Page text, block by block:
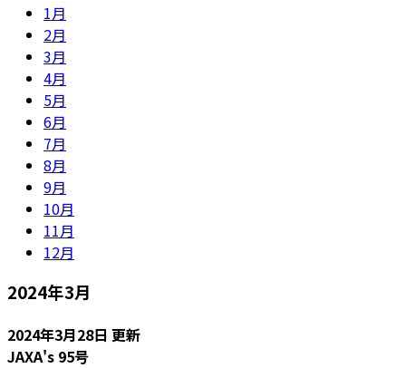
1月
2月
3月
4月
5月
6月
7月
8月
9月
10月
11月
12月
2024年3月
2024年3月28日 更新
JAXA's 95号